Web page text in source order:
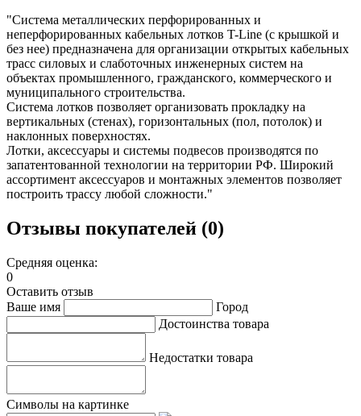
"Система металлических перфорированных и
неперфорированных кабельных лотков T-Line (с крышкой и
без нее) предназначена для организации открытых кабельных
трасс силовых и слаботочных инженерных систем на
объектах промышленного, гражданского, коммерческого и
муниципального строительства.
Система лотков позволяет организовать прокладку на
вертикальных (стенах), горизонтальных (пол, потолок) и
наклонных поверхностях.
Лотки, аксессуары и системы подвесов производятся по
запатентованной технологии на территории РФ. Широкий
ассортимент аксессуаров и монтажных элементов позволяет
построить трассу любой сложности."
Отзывы покупателей (0)
Средняя оценка:
0
Оставить отзыв
Ваше имя
Город
Достоинства товара
Недостатки товара
Символы на картинке